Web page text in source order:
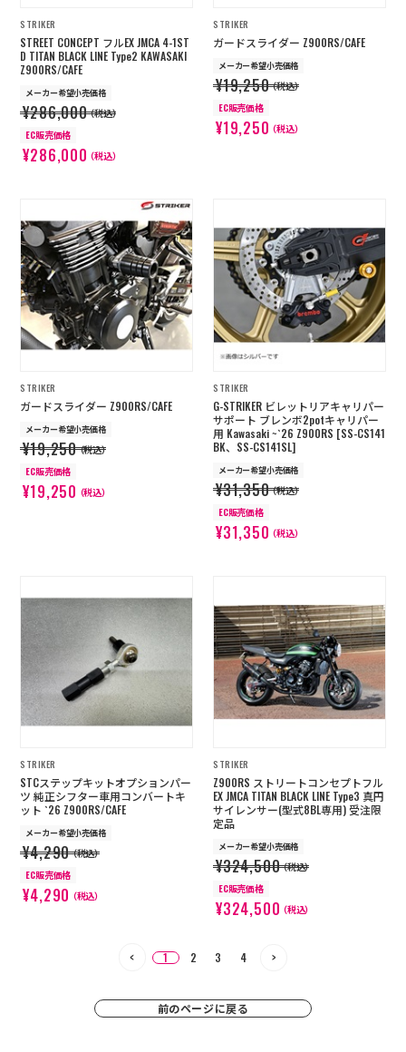
STRIKER
STREET CONCEPT フルEX JMCA 4-1ST
D TITAN BLACK LINE Type2 KAWASAKI
Z900RS/CAFE
メーカー希望小売価格
¥286,000（税込）
EC販売価格
¥286,000（税込）
STRIKER
ガードスライダー Z900RS/CAFE
メーカー希望小売価格
¥19,250（税込）
EC販売価格
¥19,250（税込）
STRIKER
ガードスライダー Z900RS/CAFE
メーカー希望小売価格
¥19,250（税込）
EC販売価格
¥19,250（税込）
STRIKER
G-STRIKER ビレットリアキャリパー
サポート ブレンボ2potキャリパー
用 Kawasaki ~`26 Z900RS [SS-CS141
BK、SS-CS141SL]
メーカー希望小売価格
¥31,350（税込）
EC販売価格
¥31,350（税込）
STRIKER
STCステップキットオプションパー
ツ 純正シフター車用コンバートキ
ット `26 Z900RS/CAFE
メーカー希望小売価格
¥4,290（税込）
EC販売価格
¥4,290（税込）
STRIKER
Z900RS ストリートコンセプトフル
EX JMCA TITAN BLACK LINE Type3 真円
サイレンサー(型式8BL専用) 受注限
定品
メーカー希望小売価格
¥324,500（税込）
EC販売価格
¥324,500（税込）
1 2 3 4
前のページに戻る